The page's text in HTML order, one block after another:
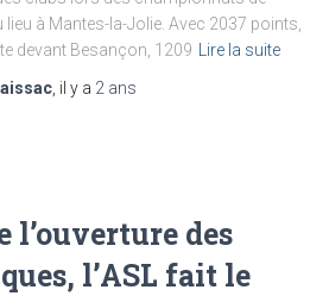
à Mantes-la-Jolie. Avec 2037 points,
devant Besançon, 1209
Lire la suite
, il y a 2 ans
l’ouverture des
l’ASL fait le